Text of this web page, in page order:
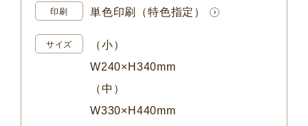
印刷 単色印刷（特色指定）
サイズ
（小）
W240×H340mm
（中）
W330×H440mm